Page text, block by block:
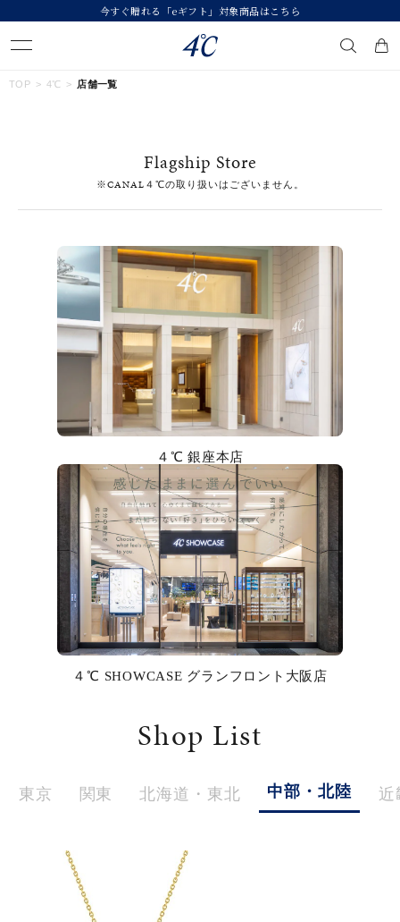
今すぐ贈れる「eギフト」対象商品はこちら
#ダイヤモンド ネックレス
#くまのプーさん
#エタニティ
#ジュエリー
カテゴリー すべてのジュエリー
ファッションテイスト
着用シーン
リングサイズ
TOP 4℃ 店舗一覧
Flagship Store
※CANAL４℃の取り扱いはございません。
４℃ 銀座本店
４℃ SHOWCASE グランフロント大阪店
Shop List
東京 関東 北海道・東北 中部・北陸 近